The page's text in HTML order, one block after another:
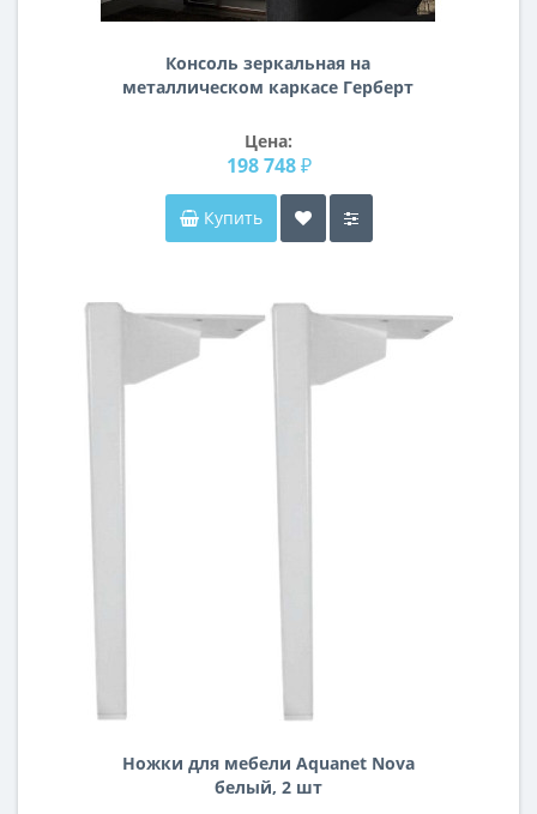
Консоль зеркальная на
металлическом каркасе Герберт
Цена:
198 748 ₽
Купить
Ножки для мебели Aquanet Nova
белый, 2 шт